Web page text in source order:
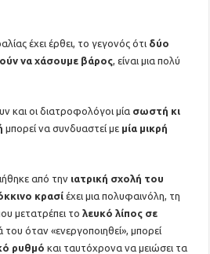
έχει έρθει, το γεγονός ότι δύο
να χάσουμε βάρος, είναι μια πολύ
και οι διατροφολόγοι μία σωστή κι
μπορεί να συνδυαστεί με μία μικρή
από την ιατρική σχολή του
κρασίέχει μια πολυφαινόλη, τη
μετατρέπει τολευκό λίπος σε
του όταν «ενεργοποιηθεί», μπορεί
ρυθμό και ταυτόχρονα να μειώσει τα